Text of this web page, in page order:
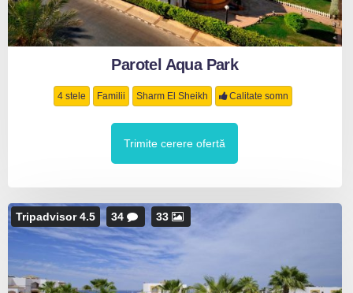
Parotel Aqua Park
4 stele Familii Sharm El Sheikh Calitate somn
Trimite cerere ofertă
Tripadvisor 4.5 34 33